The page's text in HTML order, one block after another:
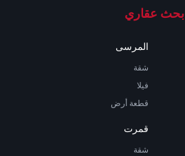
بحث عقاري
المرسى
شقة
فيلا
قطعة أرض
قمرت
شقة